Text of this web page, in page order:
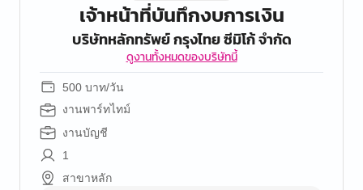
เจ้าหน้าที่บันทึกงบการเงิน
บริษัทหลักทรัพย์ กรุงไทย ซีมิโก้ จำกัด
ดูงานทั้งหมดของบริษัทนี้
500 บาท/วัน
งานพาร์ทไทม์
งานบัญชี
1
สาขาหลัก